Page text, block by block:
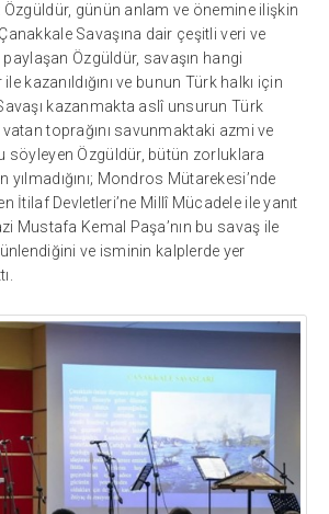
Özgüldür, günün anlam ve önemine ilişkin
Savaşına dair çeşitli veri ve
Özgüldür, savaşın hangi
kazanıldığını ve bunun Türk halkı için
kazanmakta aslî unsurun Türk
vatan toprağını savunmaktaki azmi ve
söyleyen Özgüldür, bütün zorluklara
yılmadığını; Mondros Mütarekesi’nde
İtilaf Devletleri’ne Millî Mücadele ile yanıt
Mustafa Kemal Paşa’nın bu savaş ile
ve isminin kalplerde yer